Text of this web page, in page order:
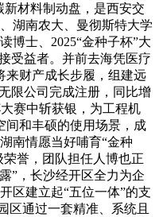
材料制动盘，是西安交
湖南农大、曼彻斯特大学
博士、2025“金种子杯”大
受益者。并前去海凭医疗
来财产成长步履，组建远
限公司完成注册，同比增
赛中斩获银，为工程机
间和丰硕的使用场景，成
南情愿当好哺育“金种
誉，团队担任人博也正
”，长沙经开区全力为企
区建立起“五位一体”的支
区通过一套精准、系统且